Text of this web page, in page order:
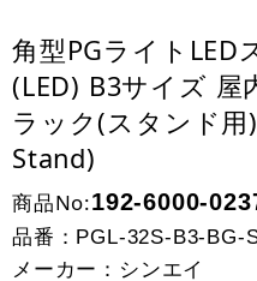
角型PGライトLED
(LED) B3サイズ 屋
ラック(スタンド用
Stand)
商品No:192-6000-
品番： PGL-32S-B3-BG-
メーカー：シンエイ